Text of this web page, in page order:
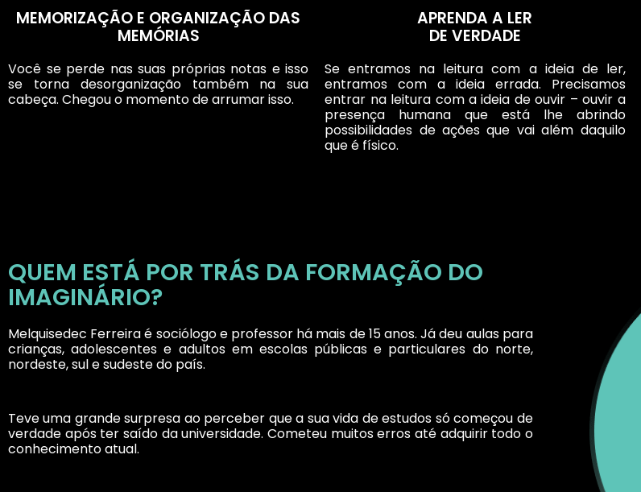
MEMORIZAÇÃO E ORGANIZAÇÃO DAS
MEMÓRIAS
Você se perde nas suas próprias notas e isso
se torna desorganização também na sua
cabeça. Chegou o momento de arrumar isso.
APRENDA A LER
DE VERDADE
Se entramos na leitura com a ideia de ler,
entramos com a ideia errada. Precisamos
entrar na leitura com a ideia de ouvir – ouvir a
presença humana que está lhe abrindo
possibilidades de ações que vai além daquilo
que é físico.
QUEM ESTÁ POR TRÁS DA FORMAÇÃO DO
IMAGINÁRIO?
Melquisedec Ferreira é sociólogo e professor há mais de 15 anos. Já deu aulas para
crianças, adolescentes e adultos em escolas públicas e particulares do norte,
nordeste, sul e sudeste do país.
Teve uma grande surpresa ao perceber que a sua vida de estudos só começou de
verdade após ter saído da universidade. Cometeu muitos erros até adquirir todo o
conhecimento atual.